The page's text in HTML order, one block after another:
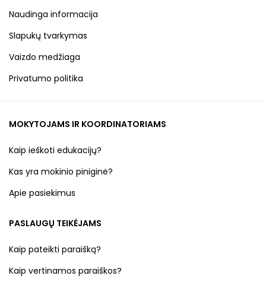
Naudinga informacija
Slapukų tvarkymas
Vaizdo medžiaga
Privatumo politika
MOKYTOJAMS IR KOORDINATORIAMS
Kaip ieškoti edukacijų?
Kas yra mokinio piniginė?
Apie pasiekimus
PASLAUGŲ TEIKĖJAMS
Kaip pateikti paraišką?
Kaip vertinamos paraiškos?